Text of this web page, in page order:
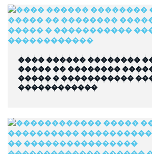
���� ������ ��������
����� �� ��������
����� � �����������
������������